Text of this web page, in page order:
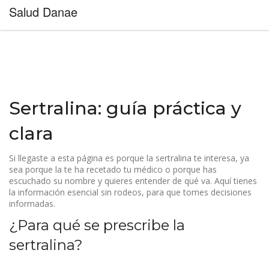
Salud Danae
Sertralina: guía práctica y
clara
Si llegaste a esta página es porque la sertralina te interesa, ya
sea porque la te ha recetado tu médico o porque has
escuchado su nombre y quieres entender de qué va. Aquí tienes
la información esencial sin rodeos, para que tomes decisiones
informadas.
¿Para qué se prescribe la
sertralina?